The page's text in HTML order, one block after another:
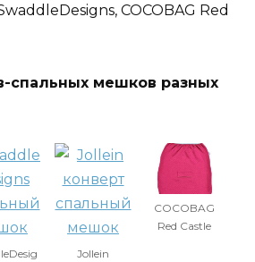
COCOBAG Red
спальных мешков разных
Jollein
COCOBAG
Red Castle